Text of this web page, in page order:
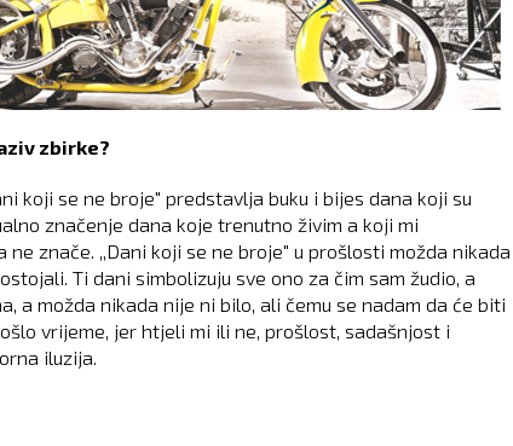
zbirke?
koji se ne broje" predstavlja buku i bijes dana koji su
značenje dana koje trenutno živim a koji mi
znače. ,,Dani koji se ne broje" u prošlosti možda nikada
Ti dani simbolizuju sve ono za čim sam žudio, a
a možda nikada nije ni bilo, ali čemu se nadam da će biti
vrijeme, jer htjeli mi ili ne, prošlost, sadašnjost i
iluzija.